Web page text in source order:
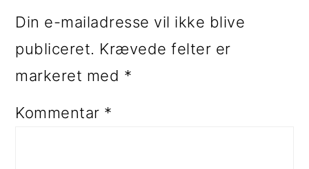
Din e-mailadresse vil ikke blive
publiceret. Krævede felter er
markeret med *
Kommentar *